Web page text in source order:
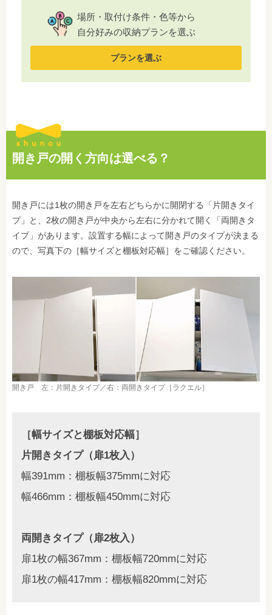
場所・取付け条件・色等から
自分好みの収納プランを選ぶ
プランを選ぶ
開き戸の開く方向は選べる？
開き戸には1枚の開き戸を左右どちらかに開閉する「片開きタイ
プ」と、2枚の開き戸が中央から左右に分かれて開く「両開きタ
イプ」があります。設置する幅によって開き戸のタイプが決まる
ので、写真下の［幅サイズと棚板対応幅］をご確認ください。
開き戸 左：片開きタイプ／右：両開きタイプ［ラクエル］
［幅サイズと棚板対応幅］
片開きタイプ（扉1枚入）
幅391mm：棚板幅375mmに対応
幅466mm：棚板幅450mmに対応
両開きタイプ（扉2枚入）
扉1枚の幅367mm：棚板幅720mmに対応
扉1枚の幅417mm：棚板幅820mmに対応